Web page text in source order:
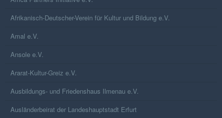
Afrikanisch-Deutscher-Verein für Kultur und Bildung e.V.
Amal e.V.
Ansole e.V.
Ararat-Kultur-Greiz e.V.
Ausbildungs- und Friedenshaus Ilmenau e.V.
Ausländerbeirat der Landeshauptstadt Erfurt